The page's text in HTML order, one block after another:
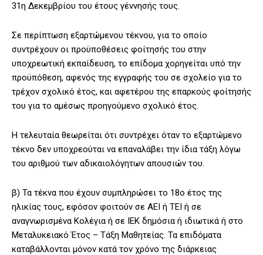
31η Δεκεμβρίου του έτους γέννησής τους.
Σε περίπτωση εξαρτώμενου τέκνου, για το οποίο
συντρέχουν οι προϋποθέσεις φοίτησής του στην
υποχρεωτική εκπαίδευση, το επίδομα χορηγείται υπό την
προϋπόθεση, αφενός της εγγραφής του σε σχολείο για το
τρέχον σχολικό έτος, και αφετέρου της επαρκούς φοίτησής
του για το αμέσως προηγούμενο σχολικό έτος.
Η τελευταία θεωρείται ότι συντρέχει όταν το εξαρτώμενο
τέκνο δεν υποχρεούται να επαναλάβει την ίδια τάξη λόγω
του αριθμού των αδικαιολόγητων απουσιών του.
β) Τα τέκνα που έχουν συμπληρώσει το 18ο έτος της
ηλικίας τους, εφόσον φοιτούν σε ΑΕΙ ή TEI ή σε
αναγνωρισμένα Κολέγια ή σε ΙΕΚ δημόσια ή ιδιωτικά ή στο
Μεταλυκειακό Έτος – Τάξη Μαθητείας. Τα επιδόματα
καταβάλλονται μόνον κατά τον χρόνο της διάρκειας